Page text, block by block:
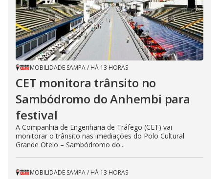
MOBILIDADE SAMPA/ HÁ 13 HORAS
CET monitora trânsito no
Sambódromo do Anhembi para
festival
A Companhia de Engenharia de Tráfego (CET) vai
monitorar o trânsito nas imediações do Polo Cultural
Grande Otelo – Sambódromo do...
MOBILIDADE SAMPA/ HÁ 13 HORAS